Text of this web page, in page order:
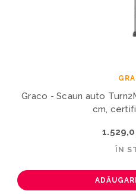
Graco - Scaun auto
cm,
ÎN